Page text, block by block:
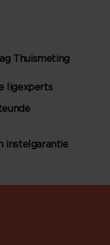
Thuismeting
ligexperts
instelgarantie